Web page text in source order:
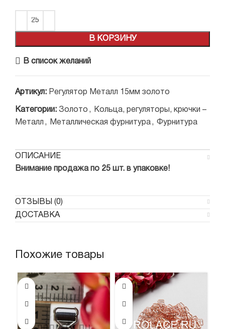
В КОРЗИНУ
В список желаний
Артикул: Регулятор Металл 15мм золото
Категории: Золото ,
Кольца, регуляторы, крючки –
Металл , Металлическая фурнитура , Фурнитура
ОПИСАНИЕ
Внимание продажа по 25 шт. в упаковке!
ОТЗЫВЫ (0)
ДОСТАВКА
Похожие товары